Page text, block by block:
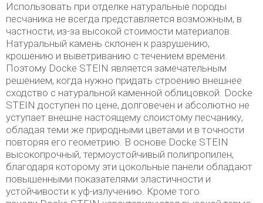
Использовать при отделке натуральные породы
песчаника не всегда представляется возможным, в
частности, из-за высокой стоимости материалов.
Натуральный камень склонен к разрушению,
крошению и выветриванию с течением времени.
Поэтому Docke STEIN является замечательным
решением, когда нужно придать строению внешнее
сходство с натуральной каменной облицовкой. Docke
STEIN доступен по цене, долговечен и абсолютно не
уступает внешне настоящему слоистому песчанику,
обладая теми же природными цветами и в точности
повторяя его геометрию. В основе Docke STEIN
высокопрочный, термоустойчивый полипропилен,
благодаря которому эти цокольные панели обладают
повышенными показателями эластичности и
устойчивости к уф-излучению. Кроме того